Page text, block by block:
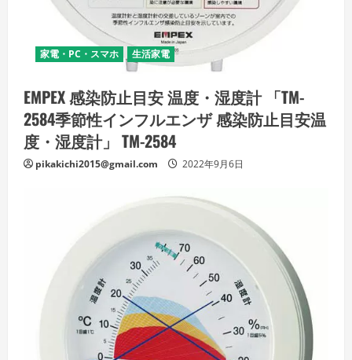
家電・PC・スマホ 生活家電
EMPEX 感染防止目安 温度・湿度計 「TM-
2584季節性インフルエンザ 感染防止目安温
度・湿度計」 TM-2584
pikakichi2015@gmail.com 2022年9月6日